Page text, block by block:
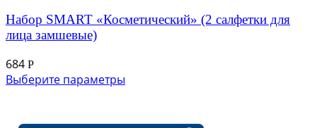
Набор SMART «Косметический» (2 салфетки для
лица замшевые)
684 Р
Выберите параметры